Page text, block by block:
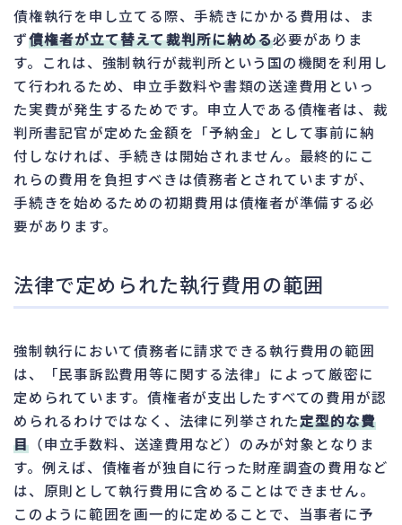
債権執行を申し立てる際、手続きにかかる費用は、ま
ず債権者が立て替えて裁判所に納める必要がありま
す。これは、強制執行が裁判所という国の機関を利用し
て行われるため、申立手数料や書類の送達費用といっ
た実費が発生するためです。申立人である債権者は、裁
判所書記官が定めた金額を「予納金」として事前に納
付しなければ、手続きは開始されません。最終的にこ
れらの費用を負担すべきは債務者とされていますが、
手続きを始めるための初期費用は債権者が準備する必
要があります。
法律で定められた執行費用の範囲
強制執行において債務者に請求できる執行費用の範囲
は、「民事訴訟費用等に関する法律」によって厳密に
定められています。債権者が支出したすべての費用が認
められるわけではなく、法律に列挙された定型的な費
目 （申立手数料、送達費用など）のみが対象となりま
す。例えば、債権者が独自に行った財産調査の費用など
は、原則として執行費用に含めることはできません。
このように範囲を画一的に定めることで、当事者に予